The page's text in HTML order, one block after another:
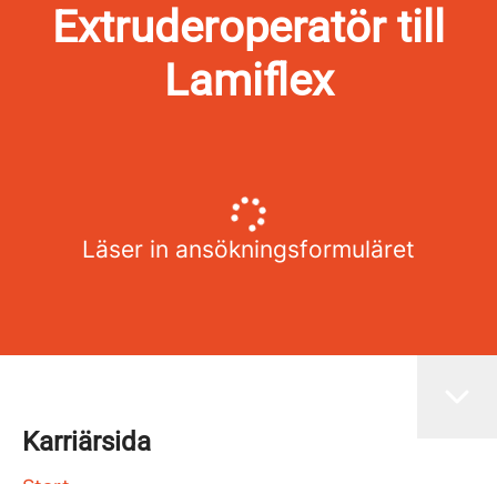
Extruderoperatör till
Lamiflex
Läser in ansökningsformuläret
Karriärsida